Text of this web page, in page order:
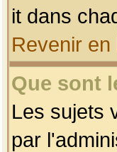
it dans
Revenir
Que sont
Les sujets
par